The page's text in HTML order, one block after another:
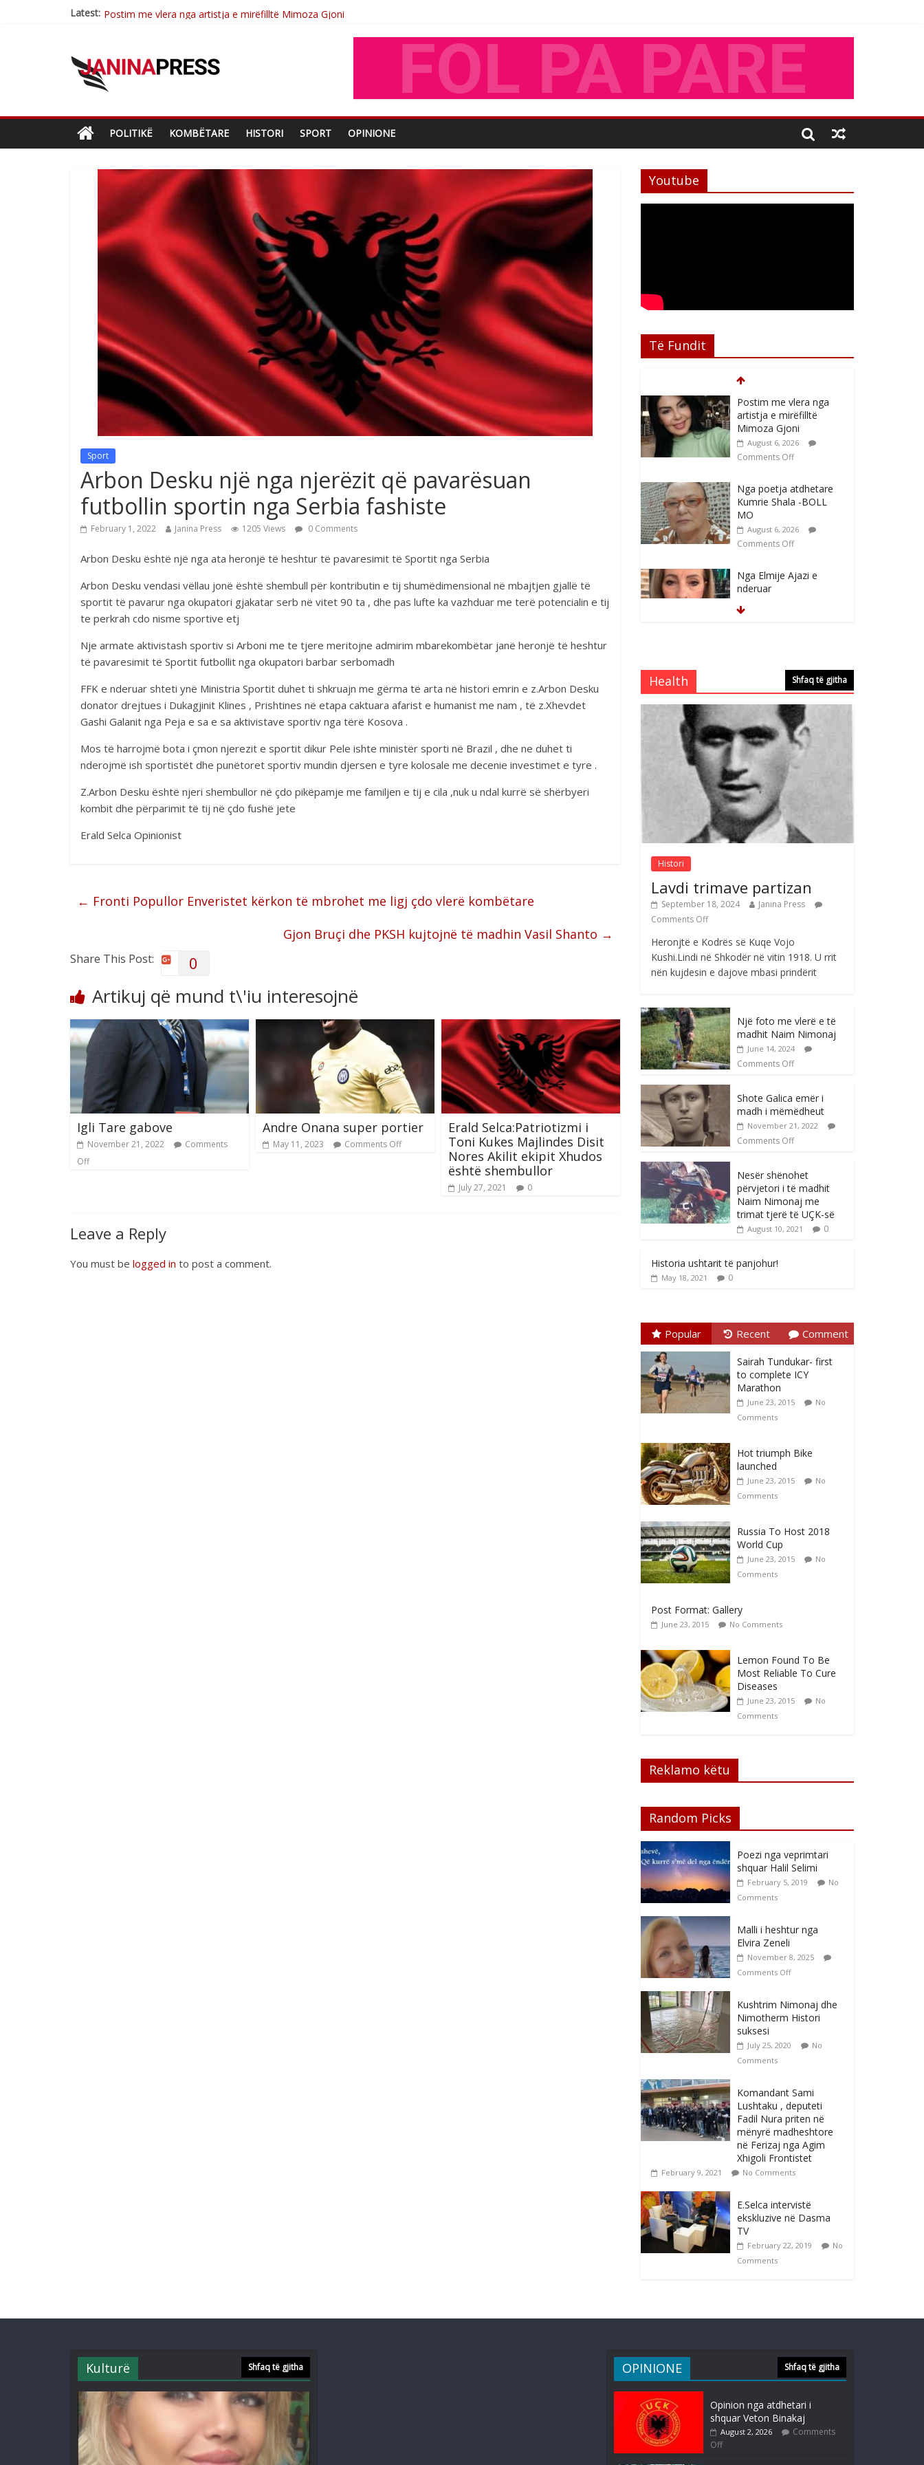
Latest: Postim me vlera nga artistja e mirëfilltë Mimoza Gjoni
Brahim Çekaj njē veprimtar i respektuar i çeshtjës kombëtare
Sulm , pse të dua ty
POLITIKË KOMBËTARE HISTORI SPORT OPINIONE
Sport
Arbon Desku një nga njerëzit që pavarësuan
futbollin sportin nga Serbia fashiste
February 1, 2022 Janina Press 1205 Views 0 Comments
Arbon Desku është një nga ata heronjë të heshtur të pavaresimit të Sportit nga Serbia
Arbon Desku vendasi vëllau jonë është shembull për kontributin e tij shumëdimensional në mbajtjen gjallë të
sportit të pavarur nga okupatori gjakatar serb në vitet 90 ta , dhe pas lufte ka vazhduar me terë potencialin e tij
te perkrah cdo nisme sportive etj
Nje armate aktivistash sportiv si Arboni me te tjere meritojne admirim mbarekombëtar janë heronjë të heshtur
të pavaresimit të Sportit futbollit nga okupatori barbar serbomadh
FFK e nderuar shteti ynë Ministria Sportit duhet ti shkruajn me gërma të arta në histori emrin e z.Arbon Desku
donator drejtues i Dukagjinit Klines , Prishtines në etapa caktuara afarist e humanist me nam , të z.Xhevdet
Gashi Galanit nga Peja e sa e sa aktivistave sportiv nga tërë Kosova .
Mos të harrojmë bota i çmon njerezit e sportit dikur Pele ishte ministër sporti në Brazil , dhe ne duhet ti
nderojmë ish sportistët dhe punëtoret sportiv mundin djersen e tyre kolosale me decenie investimet e tyre .
Z.Arbon Desku është njeri shembullor në çdo pikëpamje me familjen e tij e cila ,nuk u ndal kurrë së shërbyeri
kombit dhe përparimit të tij në çdo fushë jete
Erald Selca Opinionist
← Fronti Popullor Enveristet kërkon të mbrohet me ligj çdo vlerë kombëtare
Gjon Bruçi dhe PKSH kujtojnë të madhin Vasil Shanto →
Share This Post: 0
Artikuj që mund t\'iu interesojnë
Igli Tare gabove
November 21, 2022
Comments
Off
Andre Onana super portier
May 11, 2023 Comments Off
Erald Selca:Patriotizmi i
Toni Kukes Majlindes Disit
Nores Akilit ekipit Xhudos
është shembullor
July 27, 2021 0
Leave a Reply
You must be logged in to post a comment.
Youtube
Të Fundit
Postim me vlera nga
artistja e mirëfilltë
Mimoza Gjoni
August 6, 2026
Comments Off
Kumrie Shala -BOLL
MO
August 6, 2026
Comments Off
nderuar
August 5, 2026
August 5, 2026
Comments Off
Çlirimtari Mentor
Mushkolaj nderohet me
mirenjohje nga Xhevdet
Qeriqi Dega e
invalidëve në Fushë
Kosovë
August 4, 2026 Comments Off
Sulm , pse të dua ty
Health Shfaq të gjitha
Histori
Lavdi trimave partizan
September 18, 2024
Janina Press
Comments Off
Heronjtë e Kodrës së Kuqe Vojo
Kushi.Lindi në Shkodër në vitin 1918. U rrit
nën kujdesin e dajove mbasi prindërit
Një foto me vlerë e të
madhit Naim Nimonaj
June 14, 2024
Comments Off
Shote Galica emër i
madh i mëmëdheut
November 21, 2022
Comments Off
Nesër shënohet
përvjetori i të madhit
Naim Nimonaj me
trimat tjerë të UÇK-së
August 10, 2021 0
Historia ushtarit të panjohur!
May 18, 2021 0
Popular Recent Comment
Sairah Tundukar- first
to complete ICY
Marathon
June 23, 2015
No
Comments
Hot triumph Bike
launched
June 23, 2015
No
Comments
Russia To Host 2018
World Cup
June 23, 2015
No
Comments
Post Format: Gallery
June 23, 2015 No Comments
Lemon Found To Be
Most Reliable To Cure
Diseases
June 23, 2015
No
Comments
Reklamo këtu
Random Picks
Poezi nga veprimtari
shquar Halil Selimi
February 5, 2019
No
Comments
Malli i heshtur nga
Elvira Zeneli
November 8, 2025
Comments Off
Kushtrim Nimonaj dhe
Nimotherm Histori
suksesi
July 25, 2020
No
Comments
Komandant Sami
Lushtaku , deputeti
Fadil Nura priten në
mënyrë madheshtore
në Ferizaj nga Agim
Xhigoli Frontistet
February 9, 2021 No Comments
E.Selca intervistë
ekskluzive në Dasma
TV
February 22, 2019
No
Comments
Kulturë Shfaq të gjitha OPINIONE Shfaq të gjitha
Opinion nga atdhetari i
shquar Veton Binakaj
August 2, 2026
Comments
Off